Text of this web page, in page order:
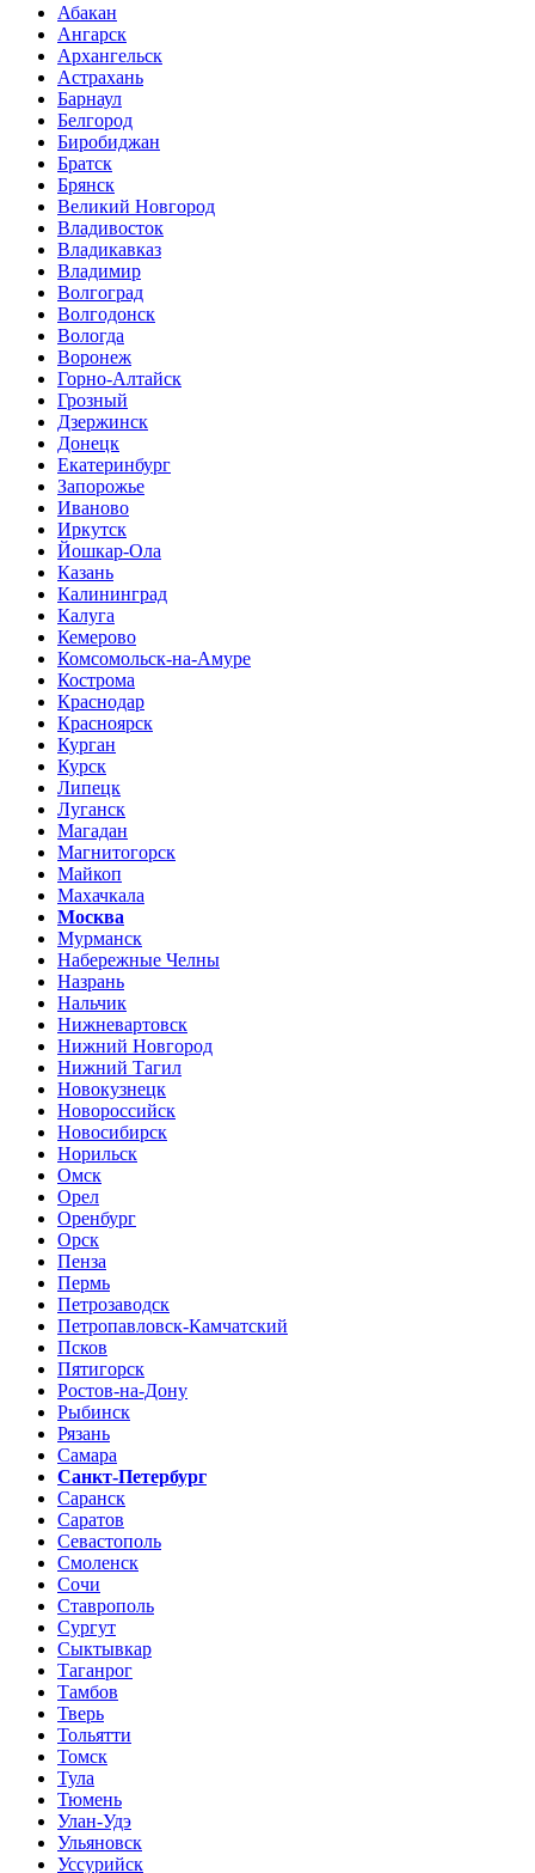
Абакан
Ангарск
Архангельск
Астрахань
Барнаул
Белгород
Биробиджан
Братск
Брянск
Великий Новгород
Владивосток
Владикавказ
Владимир
Волгоград
Волгодонск
Вологда
Воронеж
Горно-Алтайск
Грозный
Дзержинск
Донецк
Екатеринбург
Запорожье
Иваново
Иркутск
Йошкар-Ола
Казань
Калининград
Калуга
Кемерово
Комсомольск-на-Амуре
Кострома
Краснодар
Красноярск
Курган
Курск
Липецк
Луганск
Магадан
Магнитогорск
Майкоп
Махачкала
Москва
Мурманск
Набережные Челны
Назрань
Нальчик
Нижневартовск
Нижний Новгород
Нижний Тагил
Новокузнецк
Новороссийск
Новосибирск
Норильск
Омск
Орел
Оренбург
Орск
Пенза
Пермь
Петрозаводск
Петропавловск-Камчатский
Псков
Пятигорск
Ростов-на-Дону
Рыбинск
Рязань
Самара
Санкт-Петербург
Саранск
Саратов
Севастополь
Смоленск
Сочи
Ставрополь
Сургут
Сыктывкар
Таганрог
Тамбов
Тверь
Тольятти
Томск
Тула
Тюмень
Улан-Удэ
Ульяновск
Уссурийск